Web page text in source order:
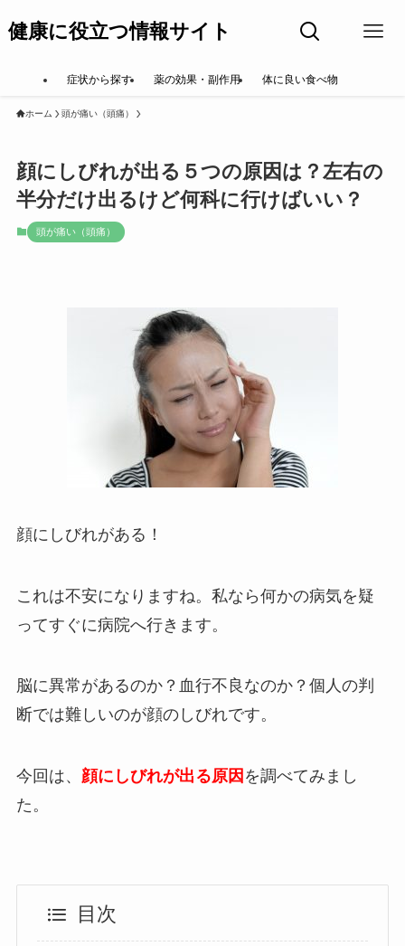
健康に役立つ情報サイト
症状から探す 薬の効果・副作用 体に良い食べ物
ホーム 頭が痛い（頭痛）
顔にしびれが出る５つの原因は？左右の
半分だけ出るけど何科に行けばいい？
頭が痛い（頭痛）
顔にしびれがある！
これは不安になりますね。私なら何かの病気を疑
ってすぐに病院へ行きます。
脳に異常があるのか？血行不良なのか？個人の判
断では難しいのが顔のしびれです。
今回は、 顔にしびれが出る原因 を調べてみまし
た。
目次